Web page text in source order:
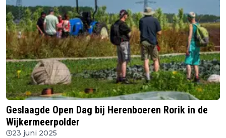
Geslaagde Open Dag bij Herenboeren Rorik in de
Wijkermeerpolder
23 juni 2025